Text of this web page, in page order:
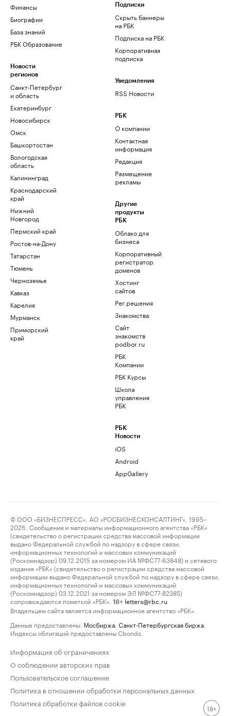
Финансы
Биографии
База знаний
РБК Образование
Новости
регионов
Санкт-Петербург
и область
Екатеринбург
Новосибирск
Омск
Башкортостан
Вологодская
область
Калининград
Краснодарский
край
Нижний
Новгород
Пермский край
Ростов-на-Дону
Татарстан
Тюмень
Черноземье
Кавказ
Карелия
Мурманск
Приморский
край
Подписки
Скрыть баннеры
на РБК
Подписка на РБК
Корпоративная
подписка
Уведомления
RSS Новости
РБК
О компании
Контактная
информация
Редакция
Размещение
рекламы
Другие
продукты
РБК
Облако для
бизнеса
Корпоративный
регистратор
доменов
Хостинг
сайтов
Рег.решения
Знакомства
Сайт
знакомств
podbor.ru
РБК
Компании
РБК Курсы
Школа
управления
РБК
РБК
Новости
iOS
Android
AppGallery
© ООО «БИЗНЕСПРЕСС», АО «РОСБИЗНЕСКОНСАЛТИНГ», 1995–
2026. Сообщения и материалы информационного агентства «РБК»
(свидетельство о регистрации средства массовой информации
выдано Федеральной службой по надзору в сфере связи,
информационных технологий и массовых коммуникаций
(Роскомнадзор) 09.12.2015 за номером ИА №ФС77-63848) и сетевого
издания «РБК» (свидетельство о регистрации средства массовой
информации выдано Федеральной службой по надзору в сфере связи,
информационных технологий и массовых коммуникаций
(Роскомнадзор) 03.12.2021 за номером ЭЛ №ФС77-82385)
сопровождаются пометкой «РБК».
18+ letters@rbc.ru
Владельцем сайта является информационное агентство «РБК».
Данные предоставлены: Мосбиржа Санкт-Петербургская биржа
Индексы облигаций предоставлены Cbonds.
Информация об ограничениях
О соблюдении авторских прав
Пользовательское соглашение
Политика в отношении обработки персональных данных
Политика обработки файлов cookie
18+